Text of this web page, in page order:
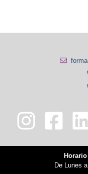
De Lunes